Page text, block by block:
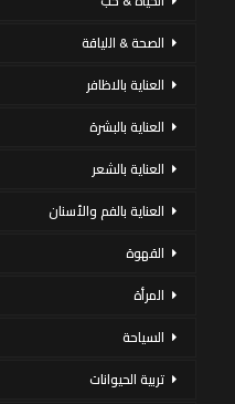
الصحة & اللياقة
العناية بالاظافر
العناية بالبشرة
العناية بالشعر
العناية بالفم والأسنان
القهوة
المرأة
السياحة
تربية الحيوانات